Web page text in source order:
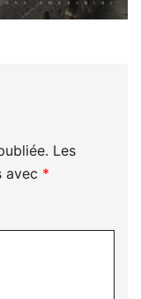
Les
avec *